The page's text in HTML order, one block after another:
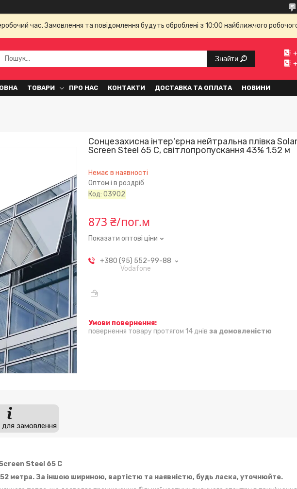
час. Замовлення та повідомлення будуть оброблені з 10:00 найближчого
Знайти
ТОВАРИ ПРО НАС КОНТАКТИ ДОСТАВКА ТА ОПЛАТА НОВИНИ
Сонцезахисна інтер'єрна нейтральна плівка
Screen Steel 65 C, світлопропускання 43% 1.52 м
Немає в наявності
Оптом і в роздріб
Код:03902
873 ₴/пог.м
Показати оптові ціни
+380 (95) 552-99-88
Vodafone
повернення товару протягом 14 днів за домовленістю
для замовлення
Steel 65 C
метра. За іншою шириною, вартістю та наявністю, будь ласка, уточнюйте.